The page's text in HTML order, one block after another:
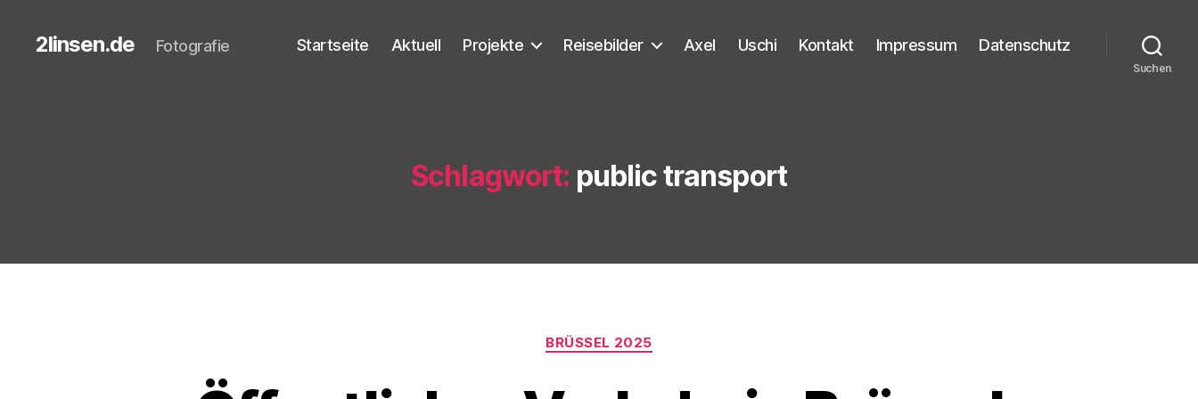
2linsen.de Fotografie Startseite Aktuell Projekte Reisebilder Axel Uschi Kontakt Impressum Datenschutz
Suchen
Schlagwort: public transport
Kategorien
BRÜSSEL 2025